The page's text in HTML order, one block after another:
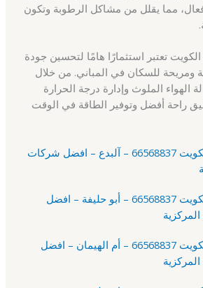
مما يقلل من مشاكل الرطوبة وتكون
الكويت تعتبر استثمارًا هامًا لتحسين جودة
ومريحة للسكان في المباني. من خلال
الهواء الملوث وإدارة درجة الحرارة
راحة أفضل وتوفير الطاقة في الوقت
تهوية مركزية الكويت 66568837 – آلبدع – افضل شركات
تهوية مركزية الكويت 66568837 – أبو حليفة – افضل
تهوية مركزية الكويت 66568837 – أم الهيمان – افضل